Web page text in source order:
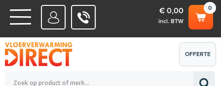
WATERSYSTEMEN
ELEKTRISCHE SYSTEMEN
0
€ 0,00
incl. BTW
Totaalbedrag (incl. BTW) € 0,00
OFFERTE
AANVRAGEN